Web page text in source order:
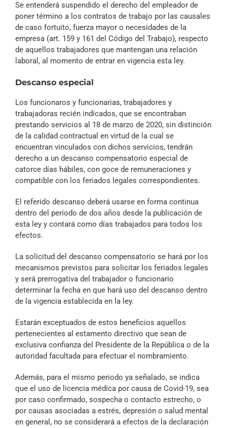
Se entenderá suspendido el derecho del empleador de
poner término a los contratos de trabajo por las causales
de caso fortuito, fuerza mayor o necesidades de la
empresa (art. 159 y 161 del Código del Trabajo), respecto
de aquellos trabajadores que mantengan una relación
laboral, al momento de entrar en vigencia esta ley.
Descanso especial
Los funcionaros y funcionarias, trabajadores y
trabajadoras recién indicados, que se encontraban
prestando servicios al 18 de marzo de 2020, sin distinción
de la calidad contractual en virtud de la cual se
encuentran vinculados con dichos servicios, tendrán
derecho a un descanso compensatorio especial de
catorce días hábiles, con goce de remuneraciones y
compatible con los feriados legales correspondientes.
El referido descanso deberá usarse en forma continua
dentro del período de dos años desde la publicación de
esta ley y contará como días trabajados para todos los
efectos.
La solicitud del descanso compensatorio se hará por los
mecanismos previstos para solicitar los feriados legales
y será prerrogativa del trabajador o funcionario
determinar la fecha en que hará uso del descanso dentro
de la vigencia establecida en la ley.
Estarán exceptuados de estos beneficios aquellos
pertenecientes al estamento directivo que sean de
exclusiva confianza del Presidente de la República o de la
autoridad facultada para efectuar el nombramiento.
Además, para el mismo periodo ya señalado, se indica
que el uso de licencia médica por causa de Covid-19, sea
por caso confirmado, sospecha o contacto estrecho, o
por causas asociadas a estrés, depresión o salud mental
en general, no se considerará a efectos de la declaración